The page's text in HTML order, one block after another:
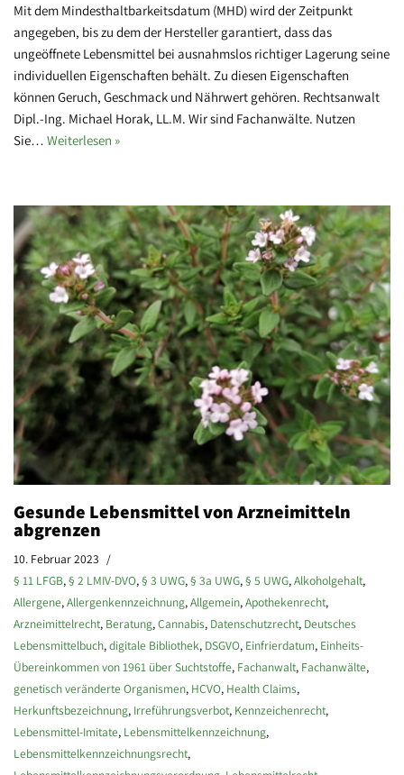
Mit dem Mindesthaltbarkeitsdatum (MHD) wird der Zeitpunkt
angegeben, bis zu dem der Hersteller garantiert, dass das
ungeöffnete Lebensmittel bei ausnahmslos richtiger Lagerung seine
individuellen Eigenschaften behält. Zu diesen Eigenschaften
können Geruch, Geschmack und Nährwert gehören. Rechtsanwalt
Dipl.-Ing. Michael Horak, LL.M. Wir sind Fachanwälte. Nutzen
Sie… Weiterlesen »
Gesunde Lebensmittel von Arzneimitteln
abgrenzen
10. Februar 2023
§ 11 LFGB,§ 2 LMIV-DVO,§ 3 UWG,§ 3a UWG,§ 5 UWG,Alkoholgehalt,
Allergene,Allergenkennzeichnung,Allgemein,Apothekenrecht,
Arzneimittelrecht, Beratung,Cannabis, Datenschutzrecht, Deutsches
Lebensmittelbuch,digitale Bibliothek, DSGVO, Einfrierdatum, Einheits-
Übereinkommen von 1961 über Suchtstoffe, Fachanwalt, Fachanwälte,
genetisch veränderte Organismen, HCVO, Health Claims,
Herkunftsbezeichnung, Irreführungsverbot, Kennzeichenrecht,
Lebensmittel-Imitate, Lebensmittelkennzeichnung,
Lebensmittelkennzeichnungsrecht,